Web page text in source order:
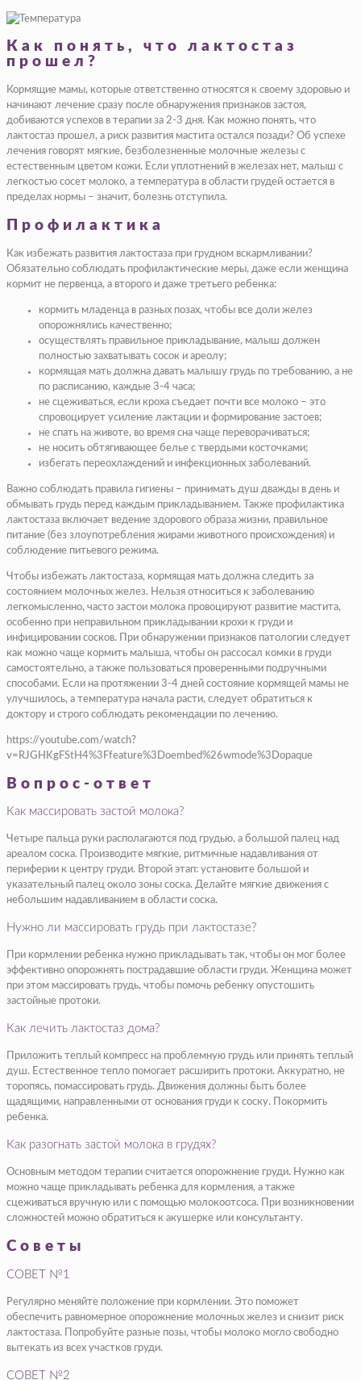
Как понять, что лактостаз
прошел?
Кормящие мамы, которые ответственно относятся к своему здоровью и
начинают лечение сразу после обнаружения признаков застоя,
добиваются успехов в терапии за 2-3 дня. Как можно понять, что
лактостаз прошел, а риск развития мастита остался позади? Об успехе
лечения говорят мягкие, безболезненные молочные железы с
естественным цветом кожи. Если уплотнений в железах нет, малыш с
легкостью сосет молоко, а температура в области грудей остается в
пределах нормы – значит, болезнь отступила.
Профилактика
Как избежать развития лактостаза при грудном вскармливании?
Обязательно соблюдать профилактические меры, даже если женщина
кормит не первенца, а второго и даже третьего ребенка:
кормить младенца в разных позах, чтобы все доли желез
опорожнялись качественно;
осуществлять правильное прикладывание, малыш должен
полностью захватывать сосок и ареолу;
кормящая мать должна давать малышу грудь по требованию, а не
по расписанию, каждые 3-4 часа;
не сцеживаться, если кроха съедает почти все молоко – это
спровоцирует усиление лактации и формирование застоев;
не спать на животе, во время сна чаще переворачиваться;
не носить обтягивающее белье с твердыми косточками;
избегать переохлаждений и инфекционных заболеваний.
Важно соблюдать правила гигиены – принимать душ дважды в день и
обмывать грудь перед каждым прикладыванием. Также профилактика
лактостаза включает ведение здорового образа жизни, правильное
питание (без злоупотребления жирами животного происхождения) и
соблюдение питьевого режима.
Чтобы избежать лактостаза, кормящая мать должна следить за
состоянием молочных желез. Нельзя относиться к заболеванию
легкомысленно, часто застои молока провоцируют развитие мастита,
особенно при неправильном прикладывании крохи к груди и
инфицировании сосков. При обнаружении признаков патологии следует
как можно чаще кормить малыша, чтобы он рассосал комки в груди
самостоятельно, а также пользоваться проверенными подручными
способами. Если на протяжении 3-4 дней состояние кормящей мамы не
улучшилось, а температура начала расти, следует обратиться к
доктору и строго соблюдать рекомендации по лечению.
https://youtube.com/watch?
v=RJGHKgFStH4%3Ffeature%3Doembed%26wmode%3Dopaque
Вопрос-ответ
Как массировать застой молока?
Четыре пальца руки располагаются под грудью, а большой палец над
ареалом соска. Производите мягкие, ритмичные надавливания от
периферии к центру груди. Второй этап: установите большой и
указательный палец около зоны соска. Делайте мягкие движения с
небольшим надавливанием в области соска.
Нужно ли массировать грудь при лактостазе?
При кормлении ребенка нужно прикладывать так, чтобы он мог более
эффективно опорожнять пострадавшие области груди. Женщина может
при этом массировать грудь, чтобы помочь ребенку опустошить
застойные протоки.
Как лечить лактостаз дома?
Приложить теплый компресс на проблемную грудь или принять теплый
душ. Естественное тепло помогает расширить протоки. Аккуратно, не
торопясь, помассировать грудь. Движения должны быть более
щадящими, направленными от основания груди к соску. Покормить
ребенка.
Как разогнать застой молока в грудях?
Основным методом терапии считается опорожнение груди. Нужно как
можно чаще прикладывать ребенка для кормления, а также
сцеживаться вручную или с помощью молокоотсоса. При возникновении
сложностей можно обратиться к акушерке или консультанту.
Советы
СОВЕТ №1
Регулярно меняйте положение при кормлении. Это поможет
обеспечить равномерное опорожнение молочных желез и снизит риск
лактостаза. Попробуйте разные позы, чтобы молоко могло свободно
вытекать из всех участков груди.
СОВЕТ №2